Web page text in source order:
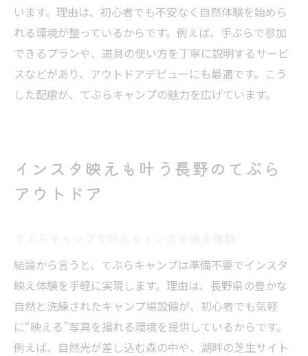
います。理由は、初心者でも不安なく自然体験を始めら
れる環境が整っているからです。例えば、手ぶらで参加
できるプランや、道具の使い方を丁寧に説明するサービ
スなどがあり、アウトドアデビューにも最適です。こう
した配慮が、てぶらキャンプの魅力を広げています。
インスタ映えも叶う長野のてぶら
アウトドア
結論から言うと、てぶらキャンプは準備不要でインスタ
映え体験を手軽に実現します。理由は、長野県の豊かな
自然と洗練されたキャンプ場設備が、初心者でも気軽
に“映える”写真を撮れる環境を提供しているからです。
例えば、自然光が差し込む森の中や、湖畔の芝生サイト